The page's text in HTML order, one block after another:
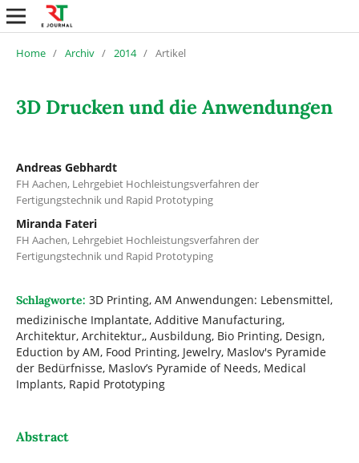
Home / Archiv / 2014 / Artikel
3D Drucken und die Anwendungen
Andreas Gebhardt
FH Aachen, Lehrgebiet Hochleistungsverfahren der
Fertigungstechnik und Rapid Prototyping
Miranda Fateri
FH Aachen, Lehrgebiet Hochleistungsverfahren der
Fertigungstechnik und Rapid Prototyping
Schlagworte: 3D Printing, AM Anwendungen: Lebensmittel,
medizinische Implantate, Additive Manufacturing,
Architektur, Architektur,, Ausbildung, Bio Printing, Design,
Eduction by AM, Food Printing, Jewelry, Maslov's Pyramide
der Bedürfnisse, Maslov’s Pyramide of Needs, Medical
Implants, Rapid Prototyping
Abstract